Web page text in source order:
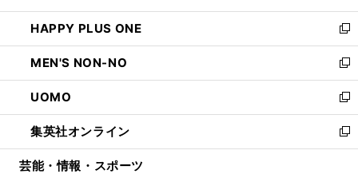
開
く
ウ
で
開
く
ン
ド
ウ
で
開
く
ウ
ィ
ン
ド
ウ
で
開
く
し
い
ウ
ィ
ン
ド
ウ
で
開
HAPPY PLUS ONE
新
し
い
ウ
ィ
ン
ド
ウ
MEN'S NON-NO
新
し
い
ウ
ィ
ン
UOMO
新
し
い
ウ
集英社オンライン
新
し
芸能・情報・スポーツ